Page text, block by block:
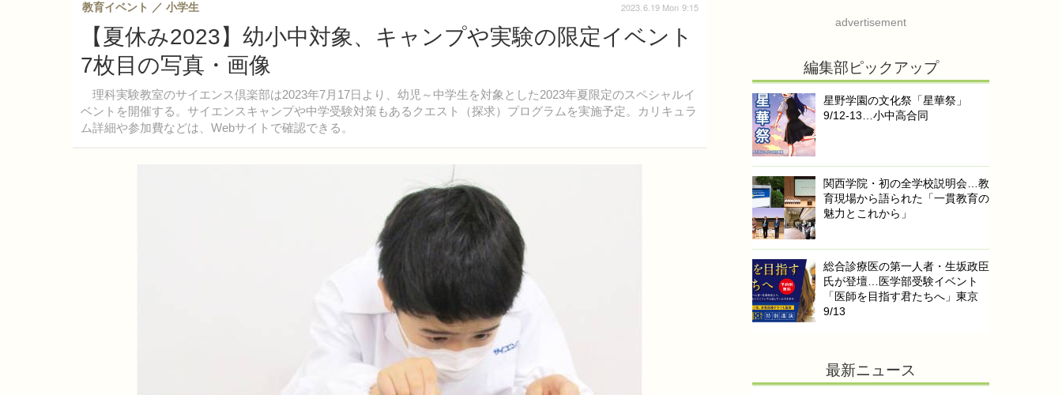
【夏休み2023】幼小中対象、キャンプや実験の限定イベント
7枚目の写真・画像
理科実験教室のサイエンス倶楽部は2023年7月17日より、幼児～中学生を対象とした2023年夏限定のスペシャルイ
ベントを開催する。サイエンスキャンプや中学受験対策もあるクエスト（探求）プログラムを実施予定。カリキュラ
ム詳細や参加費などは、Webサイトで確認できる。
教育イベント 小学生 2023.6.19 Mon 9:15
advertisement
編集部ピックアップ
星野学園の文化祭「星華祭」
9/12-13…小中高合同
関西学院・初の全学校説明会…教
育現場から語られた「一貫教育の
魅力とこれから」
総合診療医の第一人者・生坂政臣
氏が登壇…医学部受験イベント
「医師を目指す君たちへ」東京
9/13
最新ニュース